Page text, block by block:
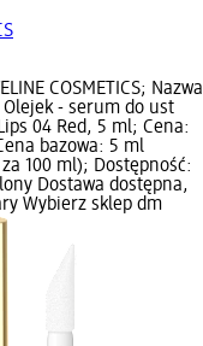
COSMETICS; Nazwa
- serum do ust
04 Red, 5 ml; Cena:
bazowa: 5 ml
za 100 ml); Dostępność:
Dostawa dostępna,
Wybierz sklep dm